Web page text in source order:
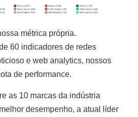
métrica própria.
60 indicadores de redes
e web analytics, nossos
de performance.
as 10 marcas da indústria
desempenho, a atual líder